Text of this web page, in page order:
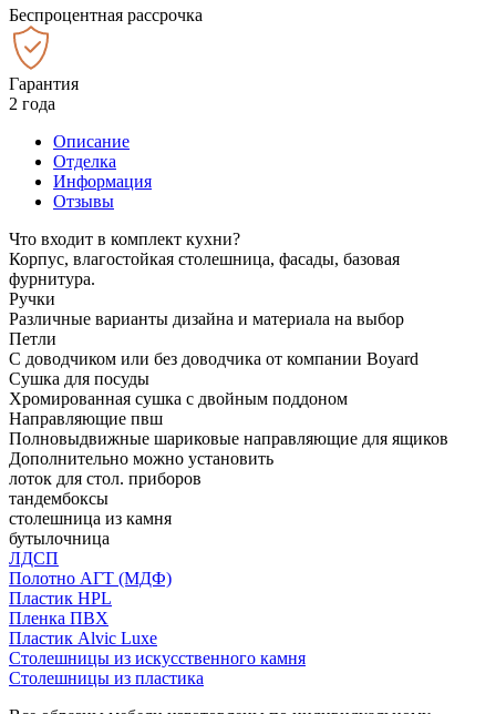
Беспроцентная рассрочка
Гарантия
2 года
Описание
Отделка
Информация
Отзывы
Что входит в комплект кухни?
Корпус, влагостойкая столешница, фасады, базовая
фурнитура.
Ручки
Различные варианты дизайна и материала на выбор
Петли
С доводчиком или без доводчика от компании Boyard
Сушка для посуды
Хромированная сушка с двойным поддоном
Направляющие пвш
Полновыдвижные шариковые направляющие для ящиков
Дополнительно можно установить
лоток для стол. приборов
тандембоксы
столешница из камня
бутылочница
ЛДСП
Полотно АГТ (МДФ)
Пластик HPL
Пленка ПВХ
Пластик Alvic Luxe
Столешницы из искусственного камня
Столешницы из пластика